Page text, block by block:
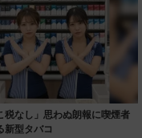
税なし」思わぬ朗報に喫煙者
新型タバコ